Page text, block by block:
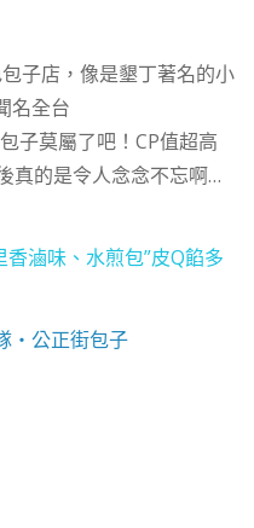
子店，像是墾丁著名的小
名全台
子莫屬了吧！CP值超高
真的是令人念念不忘啊…
滷味、水煎包”皮Q餡多
‧公正街包子